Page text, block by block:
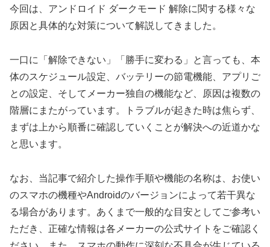
今回は、アンドロイド ダークモード 解除に関する様々な
原因と具体的な対策について解説してきました。
一口に「解除できない」「勝手に変わる」と言っても、本
体のスケジュール設定、バッテリーの節電機能、アプリご
との設定、そしてメーカー独自の機能など、原因は複数の
階層にまたがっています。トラブルが起きた時は焦らず、
まずは上から順番に確認していくことが解決への近道かな
と思います。
なお、当記事で紹介した操作手順や機能の名称は、お使い
のスマホの機種やAndroidのバージョンによって若干異な
る場合があります。あくまで一般的な目安としてご参考い
ただき、正確な情報は各メーカーの公式サイトをご確認く